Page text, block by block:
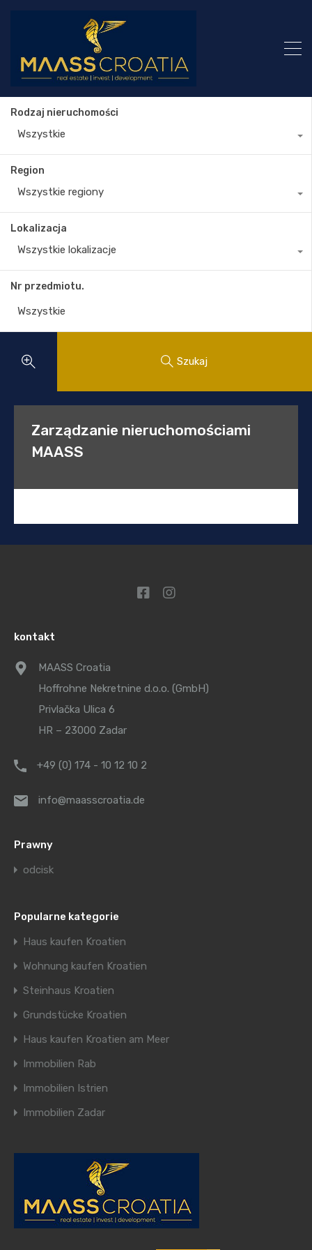
Rodzaj nieruchomości
Wszystkie
Region
Wszystkie regiony
Lokalizacja
Wszystkie lokalizacje
Nr przedmiotu.
Szukaj
Zarządzanie nieruchomościami
MAASS
kontakt
MAASS Croatia
Hoffrohne Nekretnine d.o.o. (GmbH)
Privlačka Ulica 6
HR – 23000 Zadar
+49 (0) 174 - 10 12 10 2
info@maasscroatia.de
Prawny
odcisk
Popularne kategorie
Haus kaufen Kroatien
Wohnung kaufen Kroatien
Steinhaus Kroatien
Grundstücke Kroatien
Haus kaufen Kroatien am Meer
Immobilien Rab
Immobilien Istrien
Immobilien Zadar